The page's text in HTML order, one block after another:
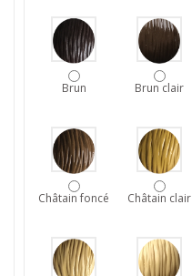
Brun Brun clair
Châtain foncé Châtain clair